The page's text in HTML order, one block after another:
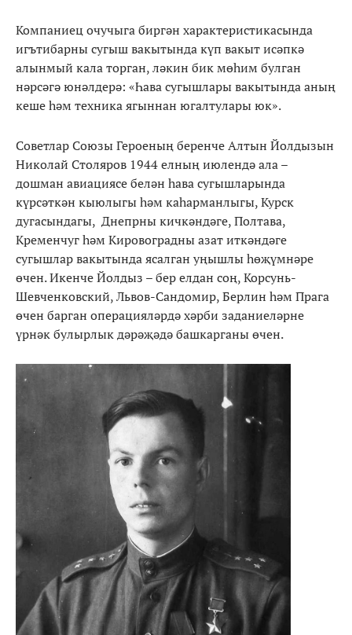
Компаниец очучыга биргән характеристикасында
игътибарны сугыш вакытында күп вакыт исәпкә
алынмый кала торган, ләкин бик мөһим булган
нәрсәгә юнәлдерә: «Һава сугышлары вакытында аның
кеше һәм техника ягыннан югалтулары юк».
Советлар Союзы Героеның беренче Алтын Йолдызын
Николай Столяров 1944 елның июлендә ала –
дошман авиациясе белән һава сугышларында
күрсәткән кыюлыгы һәм каһарманлыгы, Курск
дугасындагы, Днепрны кичкәндәге, Полтава,
Кременчуг һәм Кировоградны азат иткәндәге
сугышлар вакытында ясалган уңышлы һөҗүмнәре
өчен. Икенче Йолдыз – бер елдан соң, Корсунь-
Шевченковский, Львов-Сандомир, Берлин һәм Прага
өчен барган операцияләрдә хәрби заданиеләрне
үрнәк булырлык дәрәҗәдә башкарганы өчен.